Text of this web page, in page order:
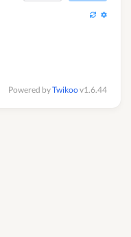
Powered byTwikoov1.6.44